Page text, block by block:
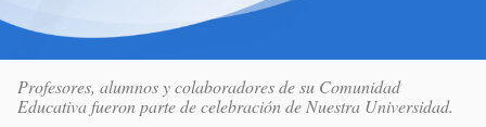
Profesores, alumnos y colaboradores de su Comunidad
Educativa fueron parte de celebración de Nuestra Universidad.